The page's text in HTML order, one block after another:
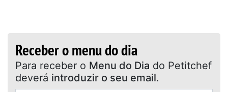
Receber o menu do dia
Para receber o Menu do Dia do Petitchef
deverá introduzir o seu email.